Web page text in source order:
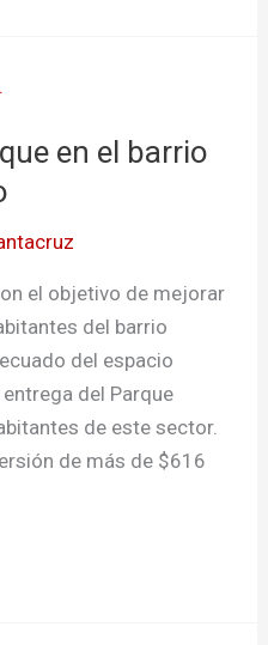
en el barrio
el objetivo de mejorar
del barrio
del espacio
del Parque
de este sector.
de más de $616